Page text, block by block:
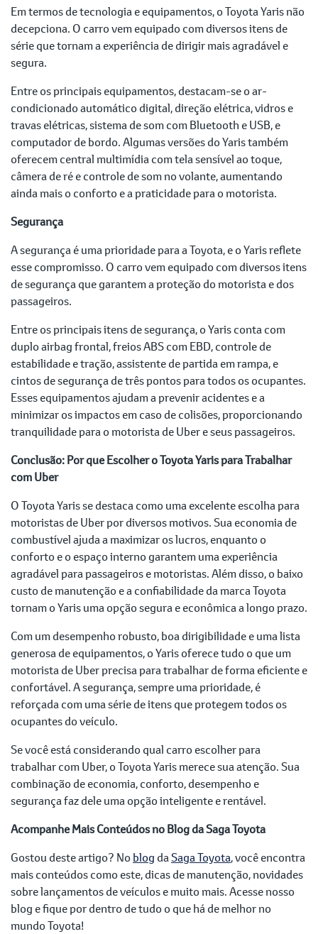
Em termos de tecnologia e equipamentos, o Toyota Yaris não
decepciona. O carro vem equipado com diversos itens de
série que tornam a experiência de dirigir mais agradável e
segura.
Entre os principais equipamentos, destacam-se o ar-
condicionado automático digital, direção elétrica, vidros e
travas elétricas, sistema de som com Bluetooth e USB, e
computador de bordo. Algumas versões do Yaris também
oferecem central multimídia com tela sensível ao toque,
câmera de ré e controle de som no volante, aumentando
ainda mais o conforto e a praticidade para o motorista.
Segurança
A segurança é uma prioridade para a Toyota, e o Yaris reflete
esse compromisso. O carro vem equipado com diversos itens
de segurança que garantem a proteção do motorista e dos
passageiros.
Entre os principais itens de segurança, o Yaris conta com
duplo airbag frontal, freios ABS com EBD, controle de
estabilidade e tração, assistente de partida em rampa, e
cintos de segurança de três pontos para todos os ocupantes.
Esses equipamentos ajudam a prevenir acidentes e a
minimizar os impactos em caso de colisões, proporcionando
tranquilidade para o motorista de Uber e seus passageiros.
Conclusão: Por que Escolher o Toyota Yaris para Trabalhar
com Uber
O Toyota Yaris se destaca como uma excelente escolha para
motoristas de Uber por diversos motivos. Sua economia de
combustível ajuda a maximizar os lucros, enquanto o
conforto e o espaço interno garantem uma experiência
agradável para passageiros e motoristas. Além disso, o baixo
custo de manutenção e a confiabilidade da marca Toyota
tornam o Yaris uma opção segura e econômica a longo prazo.
Com um desempenho robusto, boa dirigibilidade e uma lista
generosa de equipamentos, o Yaris oferece tudo o que um
motorista de Uber precisa para trabalhar de forma eficiente e
confortável. A segurança, sempre uma prioridade, é
reforçada com uma série de itens que protegem todos os
ocupantes do veículo.
Se você está considerando qual carro escolher para
trabalhar com Uber, o Toyota Yaris merece sua atenção. Sua
combinação de economia, conforto, desempenho e
segurança faz dele uma opção inteligente e rentável.
Acompanhe Mais Conteúdos no Blog da Saga Toyota
Gostou deste artigo? No blogdaSaga Toyota, você encontra
mais conteúdos como este, dicas de manutenção, novidades
sobre lançamentos de veículos e muito mais. Acesse nosso
blog e fique por dentro de tudo o que há de melhor no
mundo Toyota!